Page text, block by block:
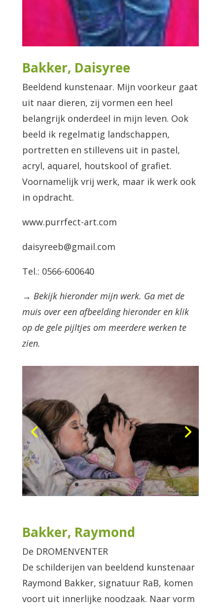
Bakker, Daisyree
Beeldend kunstenaar. Mijn voorkeur gaat
uit naar dieren, zij vormen een heel
belangrijk onderdeel in mijn leven. Ook
beeld ik regelmatig landschappen,
portretten en stillevens uit in pastel,
acryl, aquarel, houtskool of grafiet.
Voornamelijk vrij werk, maar ik werk ook
in opdracht.
www.purrfect-art.com
daisyreeb@gmail.com
Tel.: 0566-600640
→ Bekijk hieronder mijn werk. Ga met de
muis over een afbeelding hieronder en klik
op de gele pijltjes om meerdere werken te
zien.
Bakker, Raymond
De DROMENVENTER
De schilderijen van beeldend kunstenaar
Raymond Bakker, signatuur RaB, komen
voort uit innerlijke noodzaak. Naar vorm